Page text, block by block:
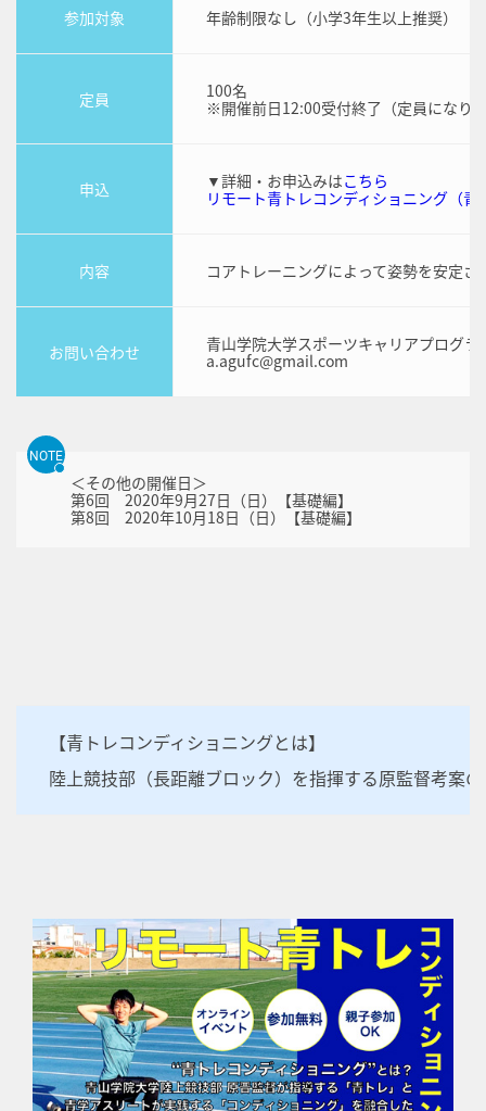
参加対象 年齢制限なし（小学3年生以上推奨）
定員
100名
※開催前日12:00受付終了（定員になり
申込 ▼詳細・お申込みはこちら
リモート青トレコンディショニング（
内容 コアトレーニングによって姿勢を安定
お問い合わせ
青山学院大学スポーツキャリアプログラ
a.agufc@gmail.com
NOTE
＜その他の開催日＞
第6回 2020年9月27日（日）【基礎編】
第8回 2020年10月18日（日）【基礎編】
【青トレコンディショニングとは】
陸上競技部（長距離ブロック）を指揮する原監督考案